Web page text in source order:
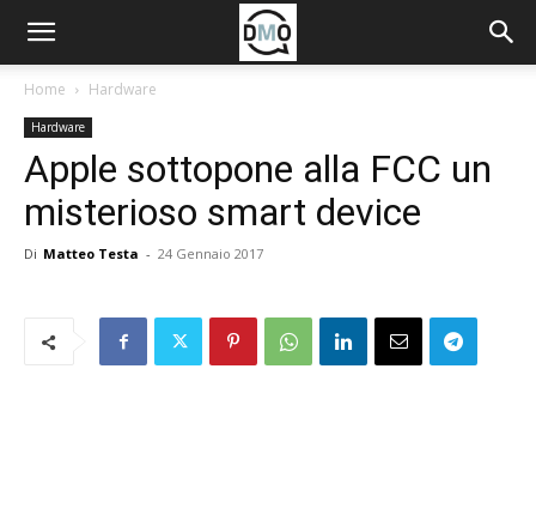
Home Hardware
Hardware
Apple sottopone alla FCC un
misterioso smart device
Di Matteo Testa - 24 Gennaio 2017